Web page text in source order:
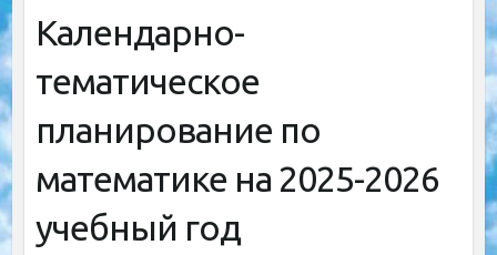
Календарно-
тематическое
планирование по
математике на 2025-2026
учебный год